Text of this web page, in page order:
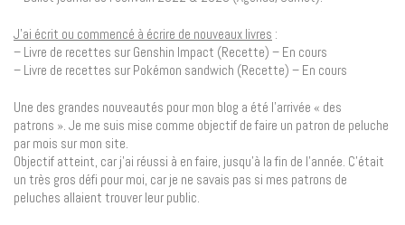
J’ai écrit ou commencé à écrire de nouveaux livres :
– Livre de recettes sur Genshin Impact (Recette) – En cours
– Livre de recettes sur Pokémon sandwich (Recette) – En cours
Une des grandes nouveautés pour mon blog a été l’arrivée « des
patrons ». Je me suis mise comme objectif de faire un patron de peluche
par mois sur mon site.
Objectif atteint, car j’ai réussi à en faire, jusqu’à la fin de l’année. C’était
un très gros défi pour moi, car je ne savais pas si mes patrons de
peluches allaient trouver leur public.